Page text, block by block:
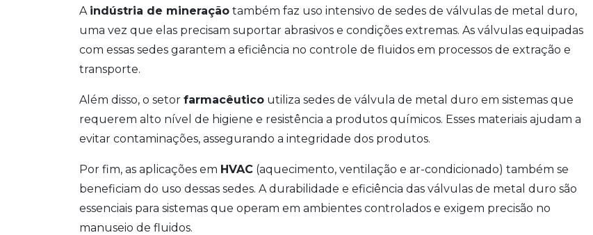
A indústria de mineração também faz uso intensivo de sedes de válvulas de metal duro,
uma vez que elas precisam suportar abrasivos e condições extremas. As válvulas equipadas
com essas sedes garantem a eficiência no controle de fluidos em processos de extração e
transporte.
Além disso, o setor farmacêutico utiliza sedes de válvula de metal duro em sistemas que
requerem alto nível de higiene e resistência a produtos químicos. Esses materiais ajudam a
evitar contaminações, assegurando a integridade dos produtos.
Por fim, as aplicações em HVAC (aquecimento, ventilação e ar-condicionado) também se
beneficiam do uso dessas sedes. A durabilidade e eficiência das válvulas de metal duro são
essenciais para sistemas que operam em ambientes controlados e exigem precisão no
manuseio de fluidos.